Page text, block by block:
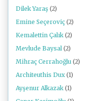
Dilek Yaraş (2)
Emine Seçeroviç (2)
Kemalettin Çalık (2)
Mevlude Baysal (2)
Mihraç Cerrahoğlu (2)
Architeuthis Dux (1)
Ayşenur Alkazak (1)